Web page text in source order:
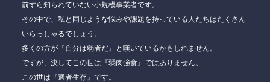
前すら知られていない小規模事業者です。
その中で、私と同じような悩みや課題を持っている人たちはたくさん
いらっしゃるでしょう。
多くの方が『自分は弱者だ』と嘆いているかもしれません。
ですが、決してこの世は『弱肉強食』ではありません。
この世は『適者生存』です。